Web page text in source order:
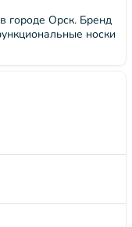
городе Орск. Бренд
носки